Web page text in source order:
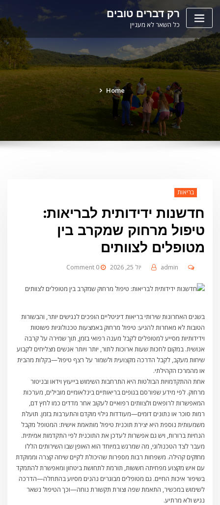
content
רק דברים טובים
כל השאר לא מעניין
Home
בריאות
חדשנות ידידותית לבריאות:
טיפול מרחוק שמקרב בין
מטופלים לצוותים
יול 25, 2026 admin
0 Comment
בשנים האחרונות שירותי בריאות דיגיטליים הופכים לנגישים יותר, והבשורות
הטובות לא מאחרות להגיע: טיפול מרחוק באמצעות טכנולוגיות פשוטות
וידידותיות מסייע למטופלים לקבל מענה רפואי בזמן, תוך שמירה על קרבה
אנושית. במקום לחכות שעות ארוכות לתור, יותר ויותר אנשים מצליחים לקבוע
שיחות מעקב, לקבל הדרכה מקצועית ולשמור על רצף טיפול—בקלות מהבית
או מהמרכז הקהילתי.
אחת ההתקדמויות הבולטות היא התרחבות השימוש בייעוץ וידאו ובניטור
מרחוק. לפי מידע שפורסם בגופים בריאותיים בינלאומיים מובילים, מערכות
המאפשרות לרופאים ולצוותים רפואיים לעקוב אחר מדדים כמו לחץ דם,
רמות סוכר או נתונים דומים—מעודדות גילוי מוקדם והתערבות בזמן. תועלת
משמעותית נוספת היא יצירת תוכנית טיפול מותאמת אישית: המטופל מקבל
הנחיות ברורות, ויש גם אפשרות לעדכן את התוכנית לפי התקדמות אמיתית.
מעבר לצד הטכנולוגי, מה שמרגש במיוחד הוא האופן שבו השירותים הללו
מחזקים קהילה. משפחות רבות מספרות שהיכולת לקיים שיחה קצרה וממוקדת
עם איש מקצוע מפחיתה חששות, תורמת לתחושת ביטחון ומאפשרת להתמקד
בשיפור איכות החיים. גם מטופלים מבוגרים נהנים מסיוע בהתחלה—הדרכה
לשימוש במכשיר, התאמת שפה וצורת תקשורת נוחה—וכך הטיפול נשאר
נגיש ולא מרתיע.